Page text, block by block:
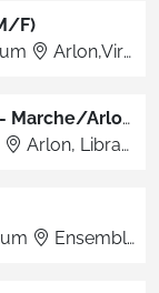
F)
Arlon,Virton,Libramont,Bertrix,Bastogne,Marche
Technologues de laboratoire (M/F) - Marche/Arlon/Libramont
Arlon, Libramont, Marche
Ensemble des sites Vivalia